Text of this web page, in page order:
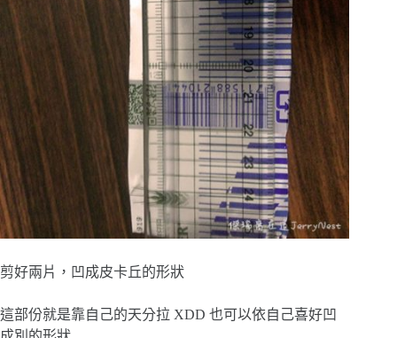
剪好兩片，凹成皮卡丘的形狀
這部份就是靠自己的天分拉 XDD 也可以依自己喜好凹